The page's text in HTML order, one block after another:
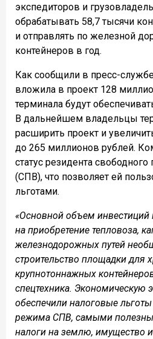
экспедиторов и
обрабатывать 58,7 тысячи
и отправлять по железной
контейнеров в год.
Как сообщили в пресс-
вложила в проект 128
терминала будут
В дальнейшем владельцы
расширить проект и
до 265 миллионов рублей.
статус резидента
(СПВ), что позволяет ей
льготами.
«Основной объем
на приобретение тепловоза,
железнодорожных путей
строительство площадки для
крупнотоннажных
спецтехника. Экономическую
обеспечили налоговые
режима СПВ, самыми
налоги на землю, имущество